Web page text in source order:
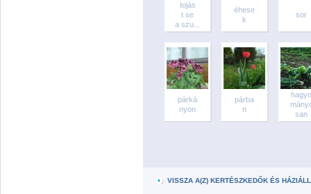
tojás
t se
a szu...
éhese
k
sor
párká
nyon
párba
n
hagyo
san
VISSZA A(Z) KERTÉSZKEDŐK ÉS